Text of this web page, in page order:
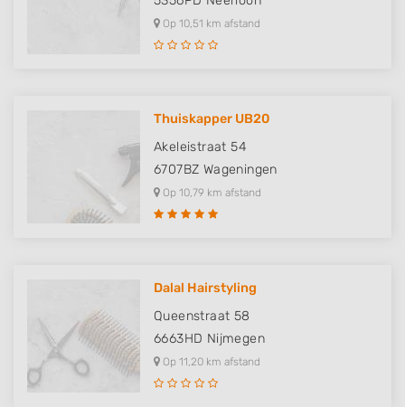
Op 10,51 km afstand
Thuiskapper UB20
Akeleistraat 54
6707BZ Wageningen
Op 10,79 km afstand
Dalal Hairstyling
Queenstraat 58
6663HD Nijmegen
Op 11,20 km afstand